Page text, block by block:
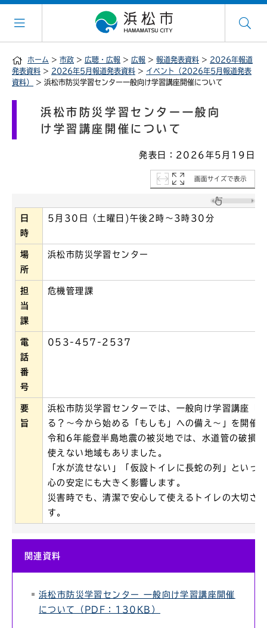
ホーム > 市政 > 広聴・広報 > 広報 > 報道発表資料 > 2026年報道
発表資料 > 2026年5月報道発表資料 > イベント（2026年5月報道発表
資料）
> 浜松市防災学習センター一般向け学習講座開催について
浜松市防災学習センター一般向
け学習講座開催について
発表日：2026年5月19日
画面サイズで表示
日
時
5月30日（土曜日)午後2時～3時30分
場
所
浜松市防災学習センター
担
当
課
危機管理課
電
話
番
号
053-457-2537
要
旨
浜松市防災学習センターでは、一般向け学習講座「
る？～今から始める「もしも」への備え～」を開催
令和6年能登半島地震の被災地では、水道管の破損
使えない地域もありました。
「水が流せない」「仮設トイレに長蛇の列」といっ
心の安定にも大きく影響します。
災害時でも、清潔で安心して使えるトイレの大切さ
す。
関連資料
浜松市防災学習センター 一般向け学習講座開催
について（PDF：130KB）